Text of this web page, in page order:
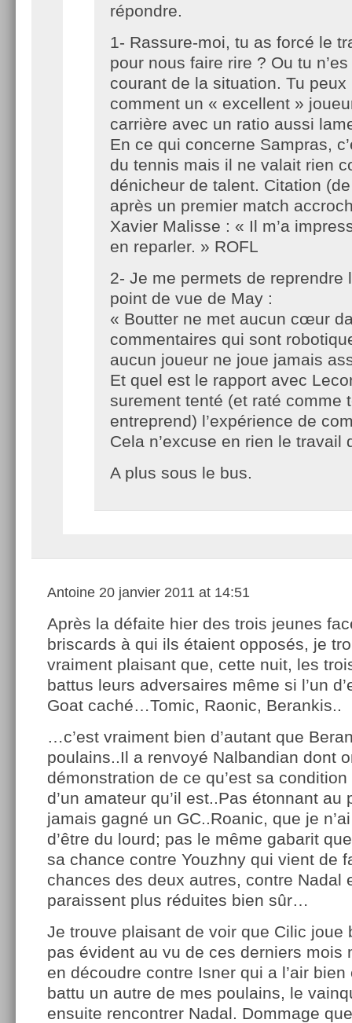
répondre.
1- Rassure-moi, tu as forcé le
pour nous faire rire ? Ou tu
courant de la situation. Tu peux
comment un « excellent »
carrière avec un ratio aussi
En ce qui concerne Sampras,
du tennis mais il ne valait rien
dénicheur de talent. Citation
après un premier match
Xavier Malisse : « Il m’a
en reparler. » ROFL
2- Je me permets de reprendre
point de vue de May :
« Boutter ne met aucun cœur
commentaires qui sont
aucun joueur ne joue jamais
Et quel est le rapport avec
surement tenté (et raté comme
entreprend) l’expérience de
Cela n’excuse en rien le travail
A plus sous le bus.
Antoine 20 janvier 2011 at 14:51
Après la défaite hier des trois jeunes
briscards à qui ils étaient opposés, je
vraiment plaisant que, cette nuit, les
battus leurs adversaires même si l’un
Goat caché…Tomic, Raonic, Berankis..
…c’est vraiment bien d’autant que
poulains..Il a renvoyé Nalbandian dont
démonstration de ce qu’est sa
d’un amateur qu’il est..Pas étonnant au
jamais gagné un GC..Roanic, que je
d’être du lourd; pas le même gabarit
sa chance contre Youzhny qui vient de
chances des deux autres, contre Nadal
paraissent plus réduites bien sûr…
Je trouve plaisant de voir que Cilic joue
pas évident au vu de ces derniers mois
en découdre contre Isner qui a l’air
battu un autre de mes poulains, le
ensuite rencontrer Nadal. Dommage